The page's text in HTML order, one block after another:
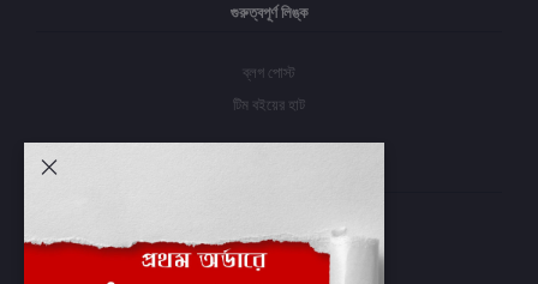
গুরুত্বপূর্ণ লিঙ্ক
ব্লগ পোস্ট
টিম বইয়ের হাট
প্রবেশ করুন
অর্ডার ইতিহাস